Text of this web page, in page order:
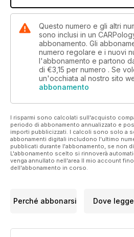
Questo numero e gli altri
sono inclusi in un
abbonamento. Gli
numero regolare e i nuovi
l'abbonamento e partono
di €3,15 per numero . Se
un'occhiata al nostro sito
abbonamento
I risparmi sono calcolati sull'acquisto
periodo di abbonamento annualizzato e
importi pubblicizzati. I calcoli sono solo a
abbonamenti digitali includono l'ultimo
pubblicati durante l'abbonamento, se non
L'abbonamento scelto si rinnoverà
venga annullato nell'area Il mio account
dell'abbonamento in corso.
Perché abbonarsi Dove